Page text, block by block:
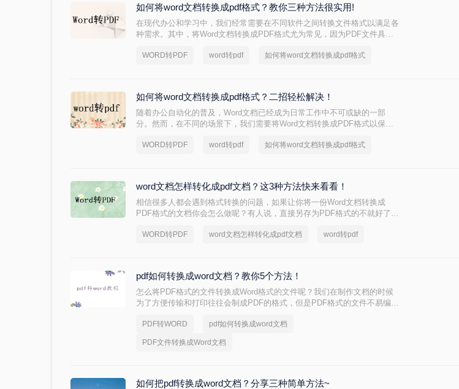
如何将word文档转换成pdf格式？教你三种方法很实用!
在现代办公和学习中，我们经常需要在不同软件之间转换文件格式以满足各
种需求。其中，将Word文档转换成PDF格式尤为常见，因为PDF文件具有
果。本文将详细介绍如何将word文档转换成pdf格式，帮助读者轻松完成这
WORD转PDF word转pdf 如何将word文档转换成pdf格式
如何将word文档转换成pdf格式？二招轻松解决！
​随着办公自动化的普及，Word文档已经成为日常工作中不可或缺的一部
分。然而，在不同的场景下，我们需要将Word文档转换成PDF格式以保护
法，并探讨其优缺点。
WORD转PDF word转pdf 如何将word文档转换成pdf格式
word文档怎样转化成pdf文档？这3种方法快来看看！
相信很多人都会遇到格式转换的问题，如果让你将一份Word文档转换成
PDF格式的文档你会怎么做呢？有人说，直接另存为PDF格式的不就好了，
了，有什么好的办法可以快速word文档怎样转化成pdf文档呢？今天就来教
WORD转PDF word文档怎样转化成pdf文档 word转pdf
pdf如何转换成word文档？教你5个方法！
怎么将PDF格式的文件转换成Word格式的文件呢？我们在制作文档的时候
为了方便传输和打印往往会制成PDF的格式，但是PDF格式的文件不易编
转换成word，那么pdf如何转换成word文档呢？下面就来给大家讲一讲吧。
PDF转WORD pdf如何转换成word文档
PDF文件转换成Word文档
如何把pdf转换成word文档？分享三种简单方法~